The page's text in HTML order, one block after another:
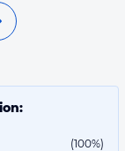
(100%)